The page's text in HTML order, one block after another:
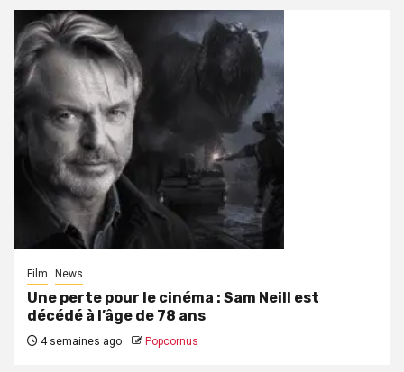
Film News
Une perte pour le cinéma : Sam Neill est
décédé à l’âge de 78 ans
4 semaines ago Popcornus